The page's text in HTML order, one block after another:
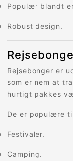
Populær blandt
Robust design.
Rejsebonger er
som er nem at
hurtigt pakkes
De er populære
Festivaler.
Camping.